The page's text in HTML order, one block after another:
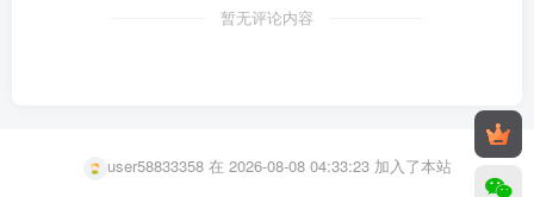
暂无评论内容
user79126582 在 2026-08-08 05:32:04 加入了本站
user58833358 在 2026-08-08 04:33:23 加入了本站